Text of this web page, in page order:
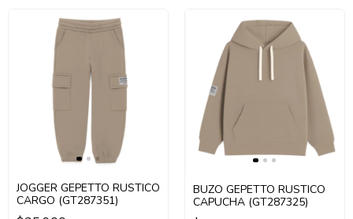
JOGGER GEPETTO RUSTICO
CARGO (GT287351)
BUZO GEPETTO RUSTICO
CAPUCHA (GT287325)